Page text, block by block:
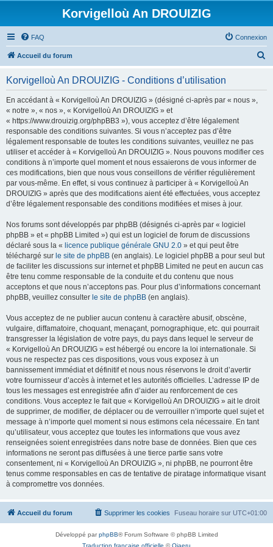
Korvigelloù An DROUIZIG
FAQ Connexion
Accueil du forum
Korvigelloù An DROUIZIG - Conditions d’utilisation
En accédant à « Korvigelloù An DROUIZIG » (désigné ci-après par « nous »,
« notre », « nos », « Korvigelloù An DROUIZIG » et
« https://www.drouizig.org/phpBB3 »), vous acceptez d’être légalement
responsable des conditions suivantes. Si vous n’acceptez pas d’être
légalement responsable de toutes les conditions suivantes, veuillez ne pas
utiliser et accéder à « Korvigelloù An DROUIZIG ». Nous pouvons modifier ces
conditions à n’importe quel moment et nous essaierons de vous informer de
ces modifications, bien que nous vous conseillons de vérifier régulièrement
par vous-même. En effet, si vous continuez à participer à « Korvigelloù An
DROUIZIG » après que des modifications aient été effectuées, vous acceptez
d’être légalement responsable des conditions modifiées et mises à jour.
Nos forums sont développés par phpBB (désignés ci-après par « logiciel
phpBB » et « phpBB Limited ») qui est un logiciel de forum de discussions
déclaré sous la « licence publique générale GNU 2.0 » et qui peut être
téléchargé sur le site de phpBB (en anglais). Le logiciel phpBB a pour seul but
de faciliter les discussions sur internet et phpBB Limited ne peut en aucun cas
être tenu comme responsable de la conduite et du contenu que nous
acceptons et que nous n’acceptons pas. Pour plus d’informations concernant
phpBB, veuillez consulter le site de phpBB (en anglais).
Vous acceptez de ne publier aucun contenu à caractère abusif, obscène,
vulgaire, diffamatoire, choquant, menaçant, pornographique, etc. qui pourrait
transgresser la législation de votre pays, du pays dans lequel le serveur de
« Korvigelloù An DROUIZIG » est hébergé ou encore la loi internationale. Si
vous ne respectez pas ces dispositions, vous vous exposez à un
bannissement immédiat et définitif et nous nous réservons le droit d’avertir
votre fournisseur d’accès à internet et les autorités officielles. L’adresse IP de
tous les messages est enregistrée afin d’aider au renforcement de ces
conditions. Vous acceptez le fait que « Korvigelloù An DROUIZIG » ait le droit
de supprimer, de modifier, de déplacer ou de verrouiller n’importe quel sujet et
message à n’importe quel moment si nous estimons cela nécessaire. En tant
qu’utilisateur, vous acceptez que toutes les informations que vous avez
renseignées soient enregistrées dans notre base de données. Bien que ces
informations ne seront pas diffusées à une tierce partie sans votre
consentement, ni « Korvigelloù An DROUIZIG », ni phpBB, ne pourront être
tenus comme responsables en cas de tentative de piratage informatique visant
à compromettre vos données.
Accueil du forum Fuseau horaire sur UTC+01:00
Supprimer les cookies
Développé parphpBB® Forum Software © phpBB Limited
Traduction française officielle ©Qiaeru